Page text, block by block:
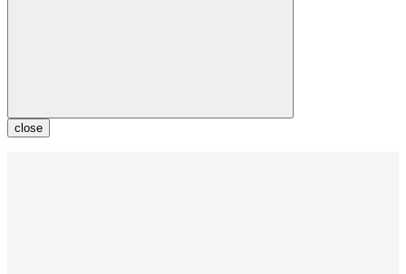
close